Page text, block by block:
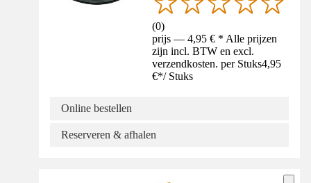
(0)
prijs — 4,95 € * Alle prijzen
zijn incl. BTW en excl.
verzendkosten. per Stuks4,95
€*/ Stuks
Online bestellen
Reserveren & afhalen